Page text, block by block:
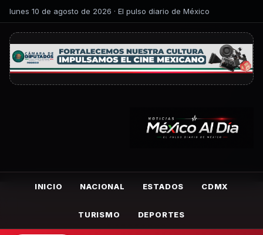
lunes 10 de agosto de 2026 · El pulso diario de México
INICIO NACIONAL ESTADOS CDMX
TURISMO DEPORTES